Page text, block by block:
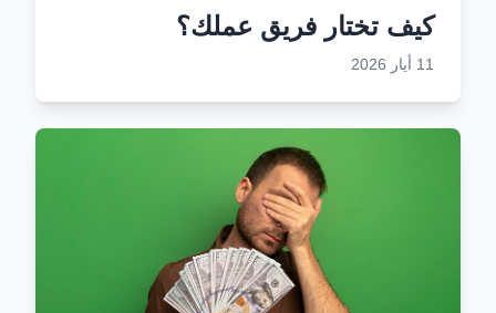
كيف تختار فريق عملك؟
11 أيار 2026